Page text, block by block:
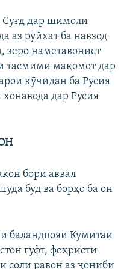
Суғд дар шимоли
аз рӯйхат ба навзод
зеро наметавонист
тасмими мақомот дар
кӯчидан ба Русия
дар Русия
бори аввал
буд ва борҳо ба он
баландпояи Кумитаи
гуфт, феҳристи
соли равон аз ҷониби